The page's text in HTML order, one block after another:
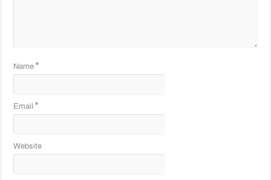
Name*
Email*
Website